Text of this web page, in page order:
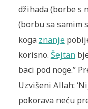
džihada (borbe s
(borbu sa samim
koga znanje
korisno. Šejtan
baci pod noge.”
Uzvišeni Allah:
pokorava neću